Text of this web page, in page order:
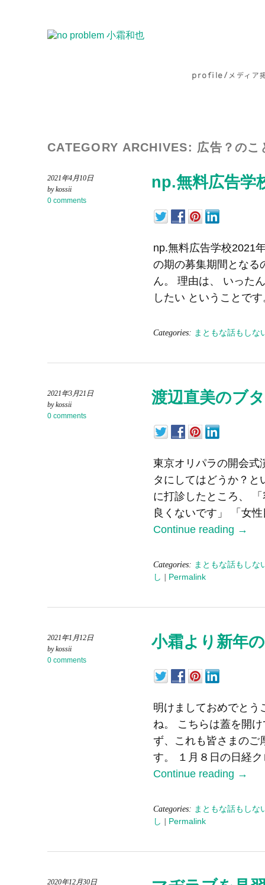
profile/ メディア
CATEGORY ARCHIVES: 広告？のこ
2021年4月10日
by kossii
0 comments
np.無料広告学
np.無料広告学校2021
の期の募集期間となる
ん。 理由は、 いった
したい ということで
Categories: まともな話もし
2021年3月21日
by kossii
0 comments
渡辺直美のブ
東京オリパラの開会式
タにしてはどうか？と
に打診したところ、
良くないです」 「女
Continue reading →
Categories: まともな話もし
し | Permalink
2021年1月12日
by kossii
0 comments
小霜より新年
明けましておめでとう
ね。 こちらは蓋を開
ず、これも皆さまのご
す。 １月８日の日経
Continue reading →
Categories: まともな話もし
し | Permalink
2020年12月30日